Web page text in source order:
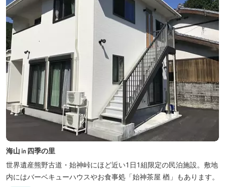
海山㏌四季の里
世界遺産熊野古道・始神峠にほど近い1日1組限定の民泊施設。敷地
内にはバーベキューハウスやお食事処「始神茶屋 楢」もあります。